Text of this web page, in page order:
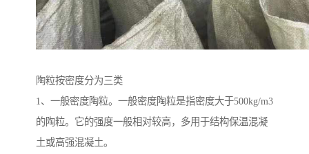
陶粒按密度分为三类
1、一般密度陶粒。一般密度陶粒是指密度大于500kg/m3
的陶粒。它的强度一般相对较高，多用于结构保温混凝
土或高强混凝土。